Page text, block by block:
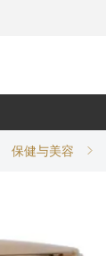
保健与美容